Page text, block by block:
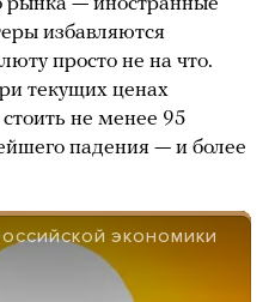
избавляются
просто не на что.
текущих ценах
не менее 95
падения — и более
ЭКОНОМИКИ